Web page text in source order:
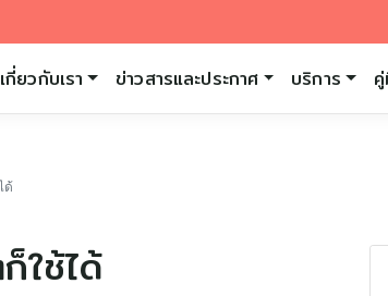
เกี่ยวกับเรา ข่าวสารและประกาศ บริการ
ด้
ใช้ได้